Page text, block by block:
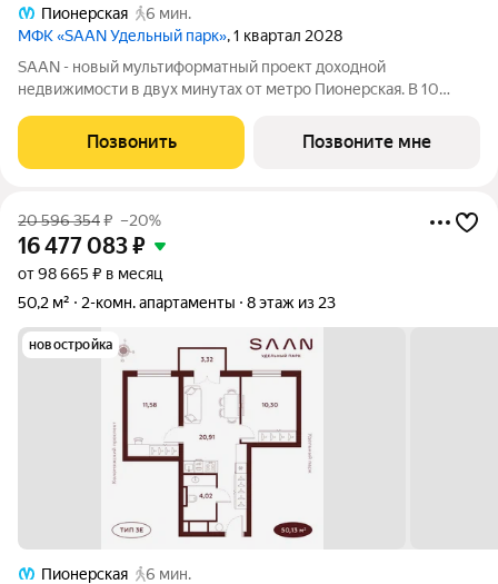
Пионерская
6 мин.
МФК «SAAN Удельный парк», 1 квартал 2028
SAAN - новый мультиформатный проект доходной
недвижимости в двух минутах от метро Пионерская. В 10
представлены различные варианты: от компактных студий до
просторных резиденций с панорамными
Позвонить Позвоните мне
20 596 354₽ –20%
16 477 083₽
от 98 665 ₽ в месяц
50,2 м²
2-комн. апартаменты 8 этаж из 23
новостройка
Пионерская
6 мин.